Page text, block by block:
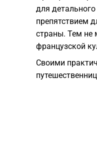
для
препятствием
страны. Тем не
французской
Своими